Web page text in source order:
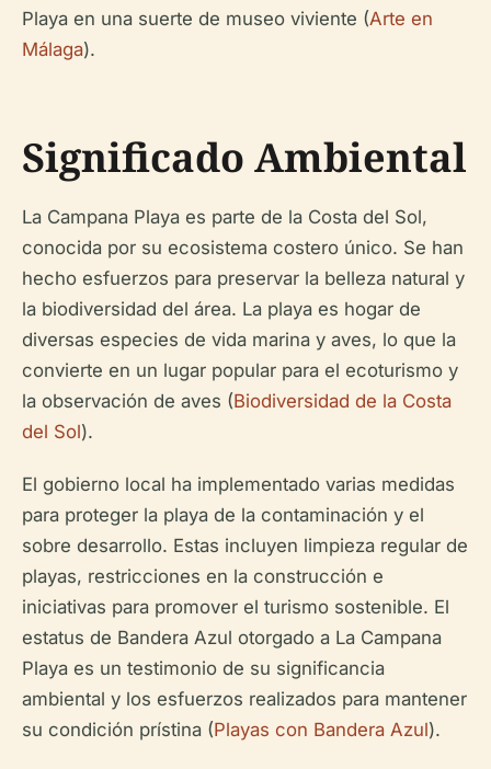
Playa en una suerte de museo viviente (Arte en
Málaga).
Significado Ambiental
La Campana Playa es parte de la Costa del Sol,
conocida por su ecosistema costero único. Se han
hecho esfuerzos para preservar la belleza natural y
la biodiversidad del área. La playa es hogar de
diversas especies de vida marina y aves, lo que la
convierte en un lugar popular para el ecoturismo y
la observación de aves (Biodiversidad de la Costa
del Sol).
El gobierno local ha implementado varias medidas
para proteger la playa de la contaminación y el
sobre desarrollo. Estas incluyen limpieza regular de
playas, restricciones en la construcción e
iniciativas para promover el turismo sostenible. El
estatus de Bandera Azul otorgado a La Campana
Playa es un testimonio de su significancia
ambiental y los esfuerzos realizados para mantener
su condición prístina (Playas con Bandera Azul).